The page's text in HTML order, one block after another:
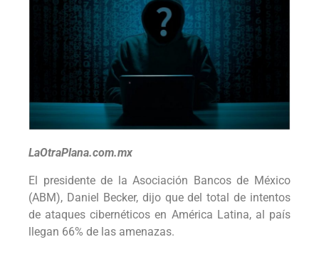
LaOtraPlana.com.mx
El presidente de la Asociación Bancos de México
(ABM), Daniel Becker, dijo que del total de intentos
de ataques cibernéticos en América Latina, al país
llegan 66% de las amenazas.